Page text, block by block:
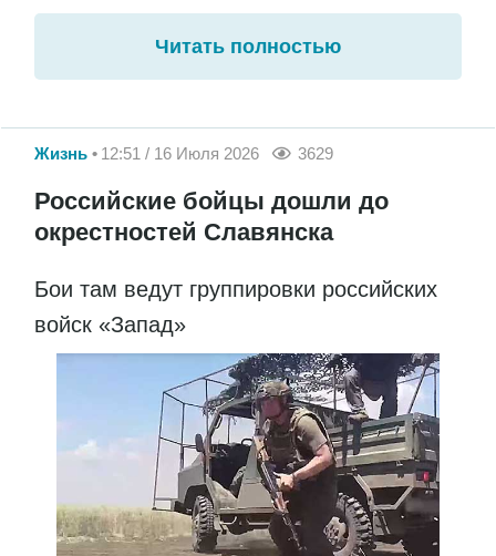
Читать полностью
Жизнь 12:51 / 16 Июля 2026 3629
Российские бойцы дошли до
окрестностей Славянска
Бои там ведут группировки российских
войск «Запад»